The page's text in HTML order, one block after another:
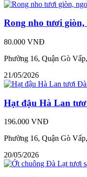
Rong nho tươi
80.000 VNĐ
Phường 16, Quận Gò
21/05/2026
Hạt đậu Hà Lan
196.000 VNĐ
Phường 16, Quận Gò
20/05/2026